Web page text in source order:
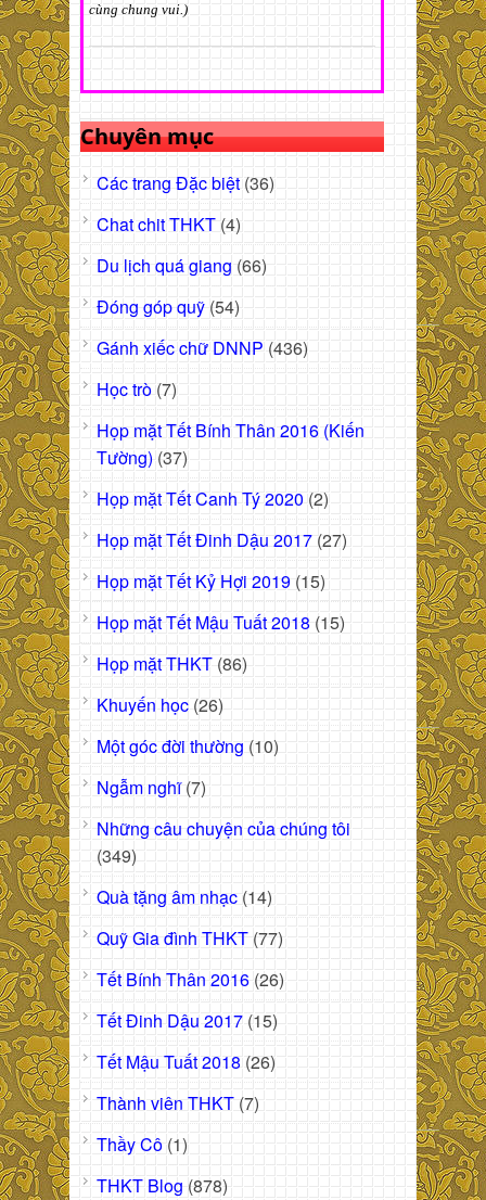
cùng chung vui.)
Chuyên mục
Các trang Đặc biệt (36)
Chat chit THKT (4)
Du lịch quá giang (66)
Đóng góp quỹ (54)
Gánh xiếc chữ DNNP (436)
Học trò (7)
Họp mặt Tết Bính Thân 2016 (Kiến
Tường) (37)
Họp mặt Tết Canh Tý 2020 (2)
Họp mặt Tết Đinh Dậu 2017 (27)
Họp mặt Tết Kỷ Hợi 2019 (15)
Họp mặt Tết Mậu Tuất 2018 (15)
Họp mặt THKT (86)
Khuyến học (26)
Một góc đời thường (10)
Ngẫm nghĩ(7)
Những câu chuyện của chúng tôi
(349)
Quà tặng âm nhạc (14)
Quỹ Gia đình THKT (77)
Tết Bính Thân 2016 (26)
Tết Đinh Dậu 2017 (15)
Tết Mậu Tuất 2018 (26)
Thành viên THKT (7)
Thầy Cô (1)
THKT Blog (878)